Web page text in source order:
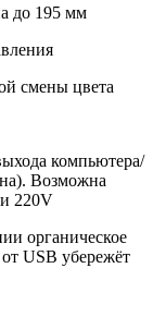
до 195 мм
смены цвета
компьютера/
Возможна
220V
органическое
USB убережёт